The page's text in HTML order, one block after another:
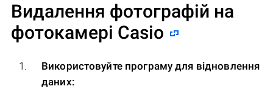
Видалення фотографій на
фотокамері Casio
Використовуйте програму для відновлення
даних: